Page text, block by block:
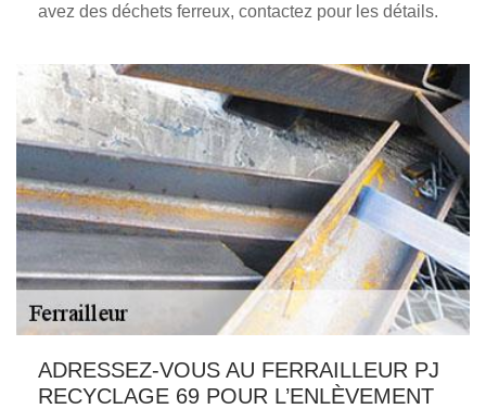
avez des déchets ferreux, contactez pour les détails.
ADRESSEZ-VOUS AU FERRAILLEUR PJ
RECYCLAGE 69 POUR L’ENLÈVEMENT